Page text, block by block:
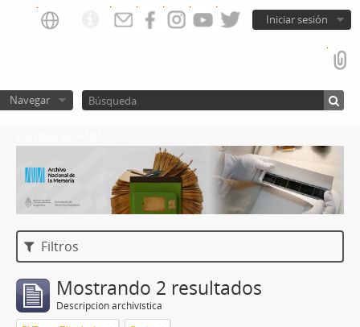
Iniciar sesión
Navegar
Filtros
Mostrando 2 resultados
Descripción archivística